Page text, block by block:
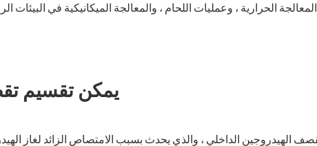
المعالجة الحرارية ، وعمليات اللحام ، والمعالجة الميكانيكية في
يمكن تقسيم